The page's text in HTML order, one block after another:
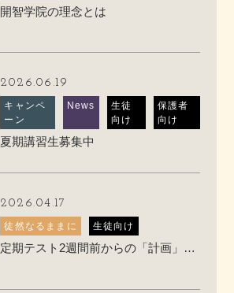
開智学院の理念とは
2026.06.19
キャンペ
ーン
News
生徒
向け
保護者
向け
夏期講習生募集中
2026.04.17
徒然なるままに 生徒向け
定期テスト2週間前からの「計画」の立て方